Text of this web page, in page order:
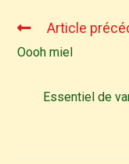
Article
Oooh miel
Essentiel de